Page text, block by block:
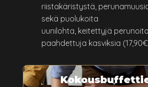
riistakäristystä,
sekä puolukoita
uunilohta, keitettyjä
paahdettuja kasviksia